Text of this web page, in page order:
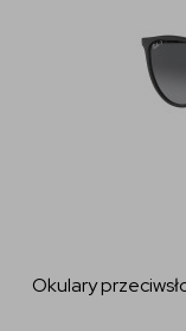
Okulary